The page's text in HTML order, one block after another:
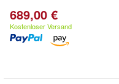
689,00 €
Kostenloser Versand